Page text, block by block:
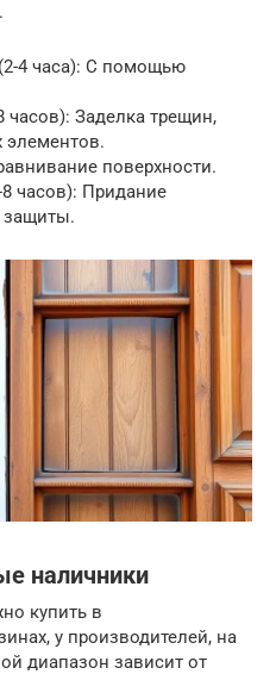
4 часа): С помощью
Заделка трещин,
элементов.
поверхности.
часов): Придание
защиты.
наличники
купить в
у производителей, на
диапазон зависит от